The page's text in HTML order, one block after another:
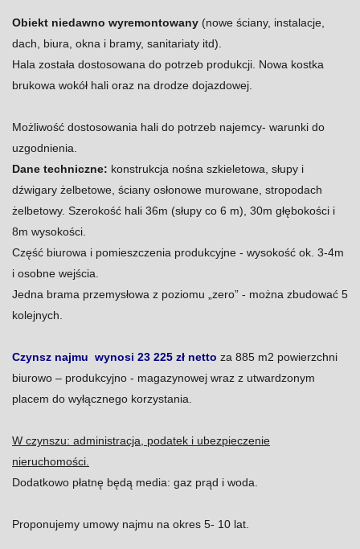
Obiekt niedawno wyremontowany (nowe ściany, instalacje,
dach, biura, okna i bramy, sanitariaty itd).
Hala została dostosowana do potrzeb produkcji. Nowa kostka
brukowa wokół hali oraz na drodze dojazdowej.
Możliwość dostosowania hali do potrzeb najemcy- warunki do
uzgodnienia.
Dane techniczne: konstrukcja nośna szkieletowa, słupy i
dźwigary żelbetowe, ściany osłonowe murowane, stropodach
żelbetowy. Szerokość hali 36m (słupy co 6 m), 30m głębokości i
8m wysokości.
Część biurowa i pomieszczenia produkcyjne - wysokość ok. 3-4m
i osobne wejścia.
Jedna brama przemysłowa z poziomu „zero” - można zbudować 5
kolejnych.
Czynsz najmu wynosi 23 225 zł netto za 885 m2 powierzchni
biurowo – produkcyjno - magazynowej wraz z utwardzonym
placem do wyłącznego korzystania.
W czynszu: administracja, podatek i ubezpieczenie
nieruchomości.
Dodatkowo płatnę będą media: gaz prąd i woda.
Proponujemy umowy najmu na okres 5- 10 lat.